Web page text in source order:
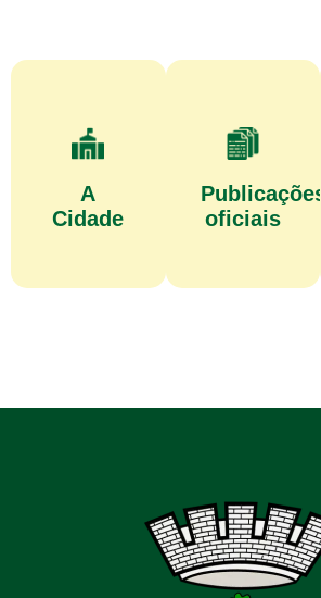
A
Cidade
Publicações
oficiais